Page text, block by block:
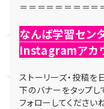
＝＝＝＝＝＝＝＝＝
なんば学習セン
Instagramアカ
ストーリーズ・投稿
下のバナーをタップし
フォローしてくださ